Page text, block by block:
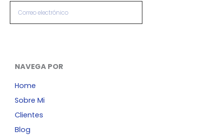
L
k
d
i
n
I
t
NAVEGA POR
Home
Sobre Mi
Clientes
Blog